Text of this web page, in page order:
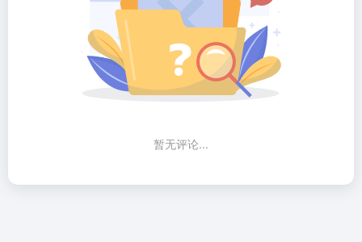
暂无评论...